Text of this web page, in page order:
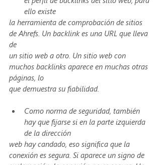
ello existe
la herramienta de comprobación de sitios
de Ahrefs. Un backlink es una URL que lleva
de
un sitio web a otro. Un sitio web con
muchos backlinks aparece en muchas otras
páginas, lo
que demuestra su fiabilidad.
Como norma de seguridad, también
hay que fijarse si en la parte izquierda
de la dirección
web hay candado, eso significa que la
conexión es segura. Si aparece un signo de